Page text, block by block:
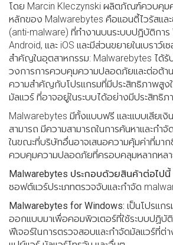
โดย Marcin Kleczynski ผลิตภัณฑ์ควบคุม
หลักของ Malwarebytes คือแอนตี้ไวรัสแล
(anti-malware) ที่ทำงานบนระบบปฏิบัติการ
Android, และ iOS และมีส่วนขยายในเบราว์เ
สำคัญในอุตสาหกรรม: Malwarebytes ได้รั
วงการการควบคุมความปลอดภัยและต่อต้า
ความสำคัญกับโปรแกรมที่มีประสิทธิภาพสูง
มัลแวร์ ที่อาจอยู่ในระบบได้อย่างมีประสิทธิภ
Malwarebytes มีทั้งแบบฟรี และแบบเสียเงิ
สามารถ มีความสามารถในการค้นหาและกำ
ในขณะที่บริษัทอื่นอาจเสนอความคุ้มค่าที่มา
ควบคุมความปลอดภัยที่ครอบคลุมหลากหล
Malwarebytes ประกอบด้วยสินค้าต่อไปนี้
ซอฟต์แวร์ประเภทตรวจจับและกำจัด
Malwarebytes for Windows: เป็นโปรแก
ออกแบบมาเพื่อคอมพิวเตอร์ที่ใช้ระบบปฏิบั
ฟีเจอร์ในการตรวจสอบและกำจัดมัลแวร์ที่ต่